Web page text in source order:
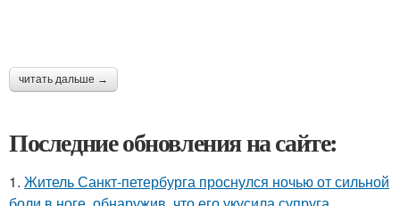
читать дальше →
Последние обновления на сайте:
1. Житель Санкт-петербурга проснулся ночью от сильной